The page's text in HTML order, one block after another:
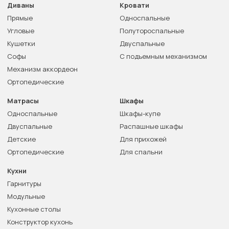
Диваны
Прямые
Угловые
Кушетки
Софы
Механизм аккордеон
Ортопедические
Кровати
Односпальные
Полутороспальные
Двуспальные
С подъемным механизмом
Матрасы
Односпальные
Двуспальные
Детские
Ортопедические
Шкафы
Шкафы-купе
Распашные шкафы
Для прихожей
Для спальни
Кухни
Гарнитуры
Модульные
Кухонные столы
Конструктор кухонь